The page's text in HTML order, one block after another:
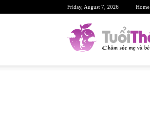
Friday, August 7, 2026 Home